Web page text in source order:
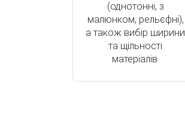
(однотонні, з
малюнком, рельєфні),
а також вибір ширини
та щільності
матеріалів.